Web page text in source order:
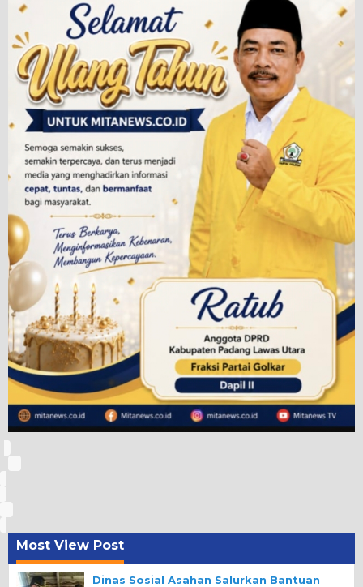
Most View Post
Dinas Sosial Asahan Salurkan Bantuan